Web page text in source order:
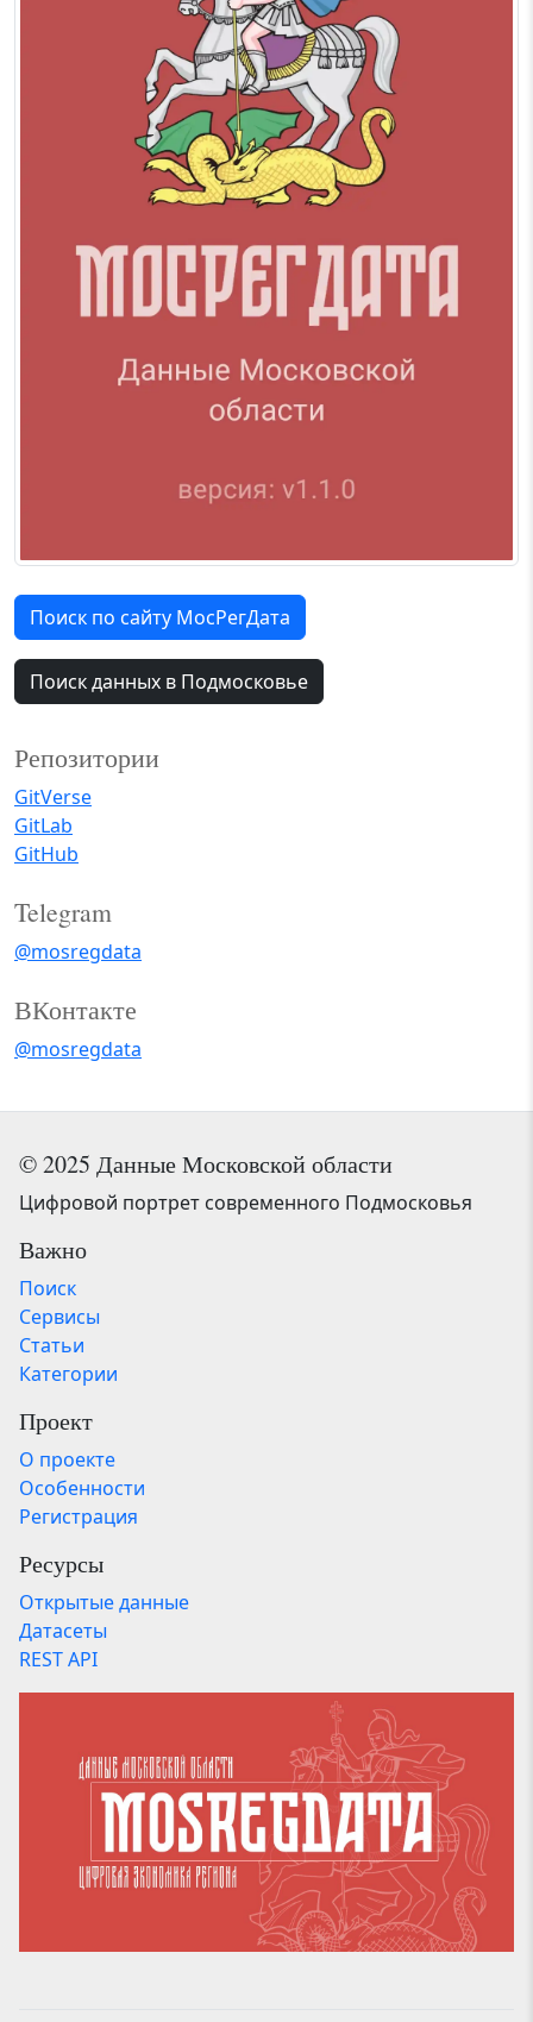
Поиск по сайту МосРегДата
Поиск данных в Подмосковье
Репозитории
GitVerse
GitLab
GitHub
Telegram
@mosregdata
ВКонтакте
@mosregdata
© 2025 Данные Московской области
Цифровой портрет современного Подмосковья
Важно
Поиск
Сервисы
Статьи
Категории
Проект
О проекте
Особенности
Регистрация
Ресурсы
Открытые данные
Датасеты
REST API